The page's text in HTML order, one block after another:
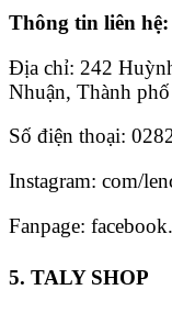
Thông tin liên hệ:
Địa chỉ: 242
Nhuận, Thành
Số điện thoại:
Instagram: com/
Fanpage:
5. TALY SHOP